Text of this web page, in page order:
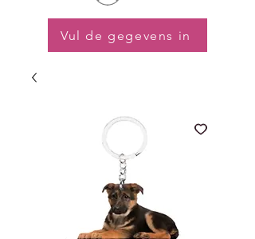
Vul de gegevens in